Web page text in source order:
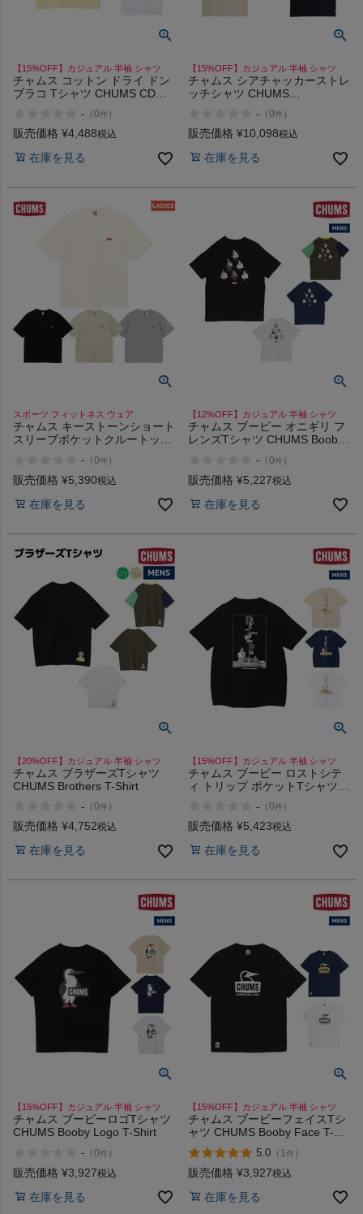
【15%OFF】カジュアル 半袖 シャツ
チャムス コットン ドライ ドン
ブラコ Tシャツ CHUMS CD
- （0件 ）
販売価格 ¥4,488税込
在庫を見る
【15%OFF】カジュアル 半袖 シャツ
チャムス シアチャッカーストレ
ッチシャツ CHUMS
- （0件 ）
販売価格 ¥10,098税込
在庫を見る
スポーツ フィットネス ウェア
チャムス キーストーンショート
スリーブポケットクルートップ
- （0件 ）
販売価格 ¥5,390税込
在庫を見る
【12%OFF】カジュアル 半袖 シャツ
チャムス ブービー オニギリ フ
レンズTシャツ CHUMS Booby
- （0件 ）
販売価格 ¥5,227税込
在庫を見る
【20%OFF】カジュアル 半袖 シャツ
チャムス ブラザーズTシャツ
CHUMS Brothers T-Shirt
- （0件 ）
販売価格 ¥4,752税込
在庫を見る
【15%OFF】カジュアル 半袖 シャツ
チャムス ブービー ロストシテ
ィ トリップ ポケットTシャツ
Pocket T-Shirt- （0件 ）
販売価格 ¥5,423税込
在庫を見る
【15%OFF】カジュアル 半袖 シャツ
チャムス ブービーロゴTシャツ
CHUMS Booby Logo T-Shirt
- （0件 ）
販売価格 ¥3,927税込
在庫を見る
【15%OFF】カジュアル 半袖 シャツ
チャムス ブービーフェイスTシ
ャツ CHUMS Booby Face T-
Shirt
5.0 （ 1件 ）
販売価格 ¥3,927税込
在庫を見る